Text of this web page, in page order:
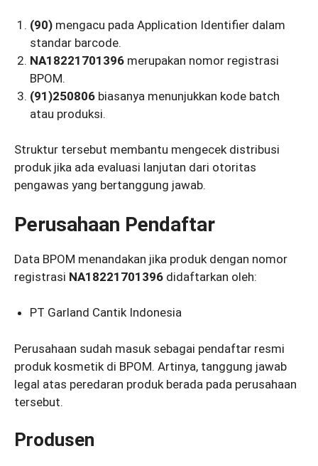
(90) mengacu pada Application Identifier dalam
standar barcode.
NA18221701396 merupakan nomor registrasi
BPOM.
(91)250806 biasanya menunjukkan kode batch
atau produksi.
Struktur tersebut membantu mengecek distribusi
produk jika ada evaluasi lanjutan dari otoritas
pengawas yang bertanggung jawab.
Perusahaan Pendaftar
Data BPOM menandakan jika produk dengan nomor
registrasi NA18221701396 didaftarkan oleh:
PT Garland Cantik Indonesia
Perusahaan sudah masuk sebagai pendaftar resmi
produk kosmetik di BPOM. Artinya, tanggung jawab
legal atas peredaran produk berada pada perusahaan
tersebut.
Produsen